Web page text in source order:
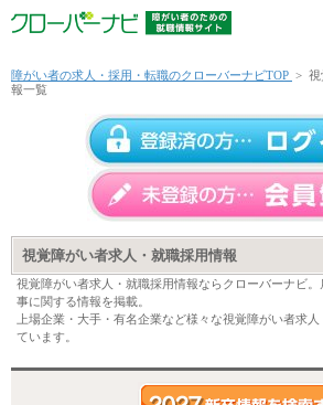
障がい者の求人・採用・転職のクローバーナビTOP > 視
報一覧
視覚障がい者求人・就職採用情報
視覚障がい者求人・就職採用情報ならクローバーナビ
事に関する情報を掲載。
上場企業・大手・有名企業など様々な視覚障がい者求
ています。